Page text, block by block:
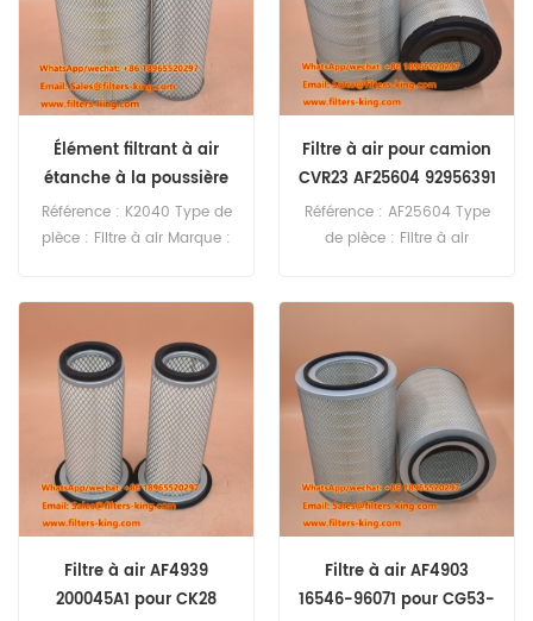
Atlas Copco ROCD5-11
ROCD7-11 ROCF6 ROCF9CD
ROCL6 ROCL7 T40.
TGL10.210 TGM13.250
TGM16.290 TGM26.340.
Élément filtrant à air
étanche à la poussière
K2040
Référence : K2040 Type de
pièce : Filtre à air Marque :
Filtre à air pour camion
CVR23 AF25604 92956391
Référence : AF25604 Type
de pièce : Filtre à air
du filtre à air AF25604
92956391 Utilisation pour
Isuzu CVR23 CVR51 CVR77
CVR80 CXG23 CXG50
CXZ81 GXR77.
Filtre à air AF4939
200045A1 pour CK28
Filtre à air AF4903
16546-96071 pour CG53-